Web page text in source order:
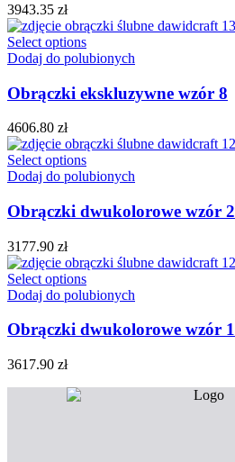
3943.35 zł
Select options
Dodaj do polubionych
Obrączki ekskluzywne wzór 8
4606.80 zł
Select options
Dodaj do polubionych
Obrączki dwukolorowe wzór 2
3177.90 zł
Select options
Dodaj do polubionych
Obrączki dwukolorowe wzór 1
3617.90 zł